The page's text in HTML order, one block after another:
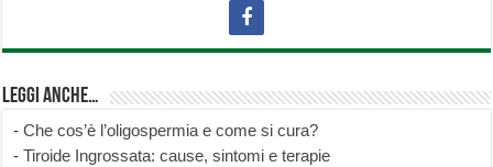
Leggi anche…
-Che cos’è l’oligospermia e come si cura?
-Tiroide Ingrossata: cause, sintomi e terapie